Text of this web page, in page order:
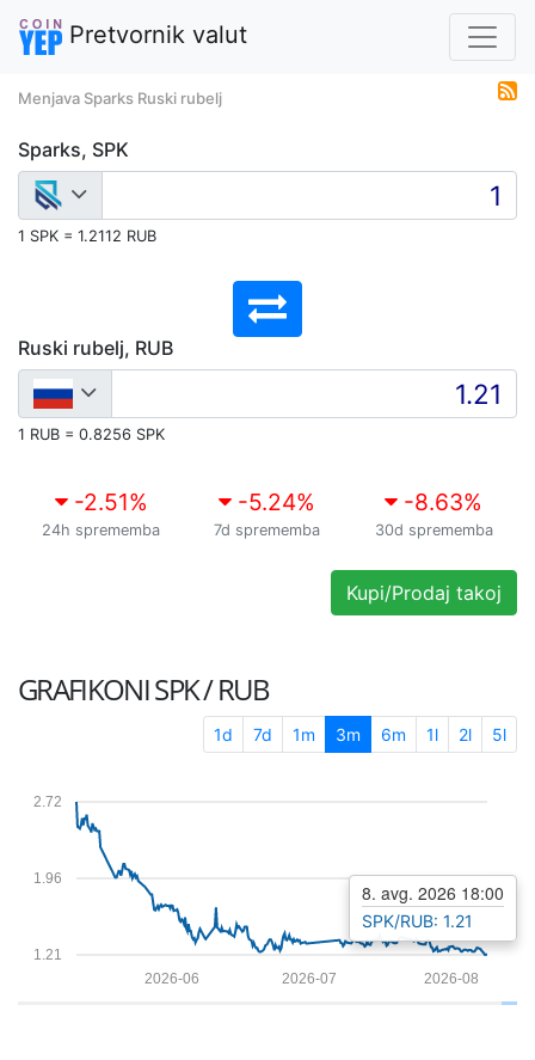
Pretvornik valut
Menjava Sparks Ruski rubelj
Sparks, SPK
1 SPK = 1.2112 RUB
Ruski rubelj, RUB
1 RUB = 0.8256 SPK
-2.51%
24h sprememba
-5.24%
7d sprememba
-8.63%
30d sprememba
Kupi/Prodaj takoj
GRAFIKONISPK / RUB
1d 7d 1m 3m 6m 1l 2l 5l
1.21
1.96
2.72
2026-08
2026-07
2026-06
8. avg. 2026 18:00
SPK/RUB: 1.21